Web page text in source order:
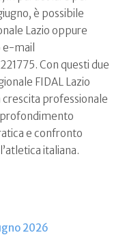
è possibile
Lazio oppure
mail
Con questi due
FIDAL Lazio
professionale
e confronto
italiana.
2026